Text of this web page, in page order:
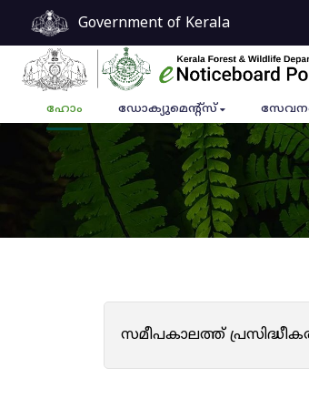
Government of Kerala
ഹോം ഡോക്യുമെൻ്റ്സ്
സമീപകാലത്ത്